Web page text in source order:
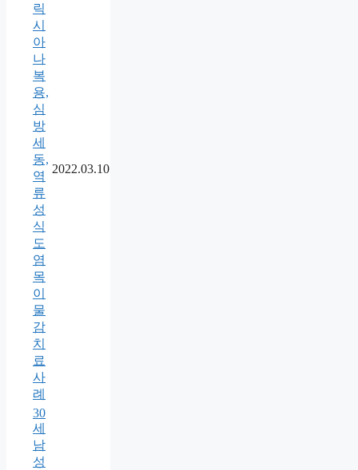
릭
시
아
나
복
용,
심
방
세
동,
역
류
성
식
도
염
목
이
물
감
치
료
사
례
2022.03.10
30
세
남
성